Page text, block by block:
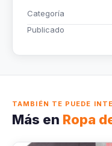
Categoría
Publicado
TAMBIÉN TE PUEDE
Más en Ropa